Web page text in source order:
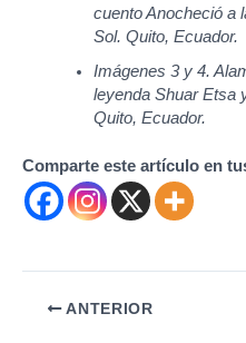
cuento Anocheció a
Sol. Quito, Ecuador.
Imágenes 3 y 4.
leyenda Shuar Etsa
Quito, Ecuador.
Comparte este artículo en
Navegación
ANTERIOR